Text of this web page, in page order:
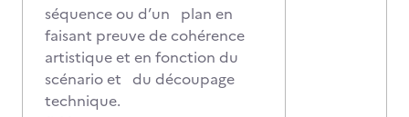
séquence ou d’un plan en
faisant preuve de cohérence
artistique et en fonction du
scénario et du découpage
technique.